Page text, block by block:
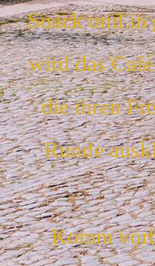
Snack und in
wird das
die ihren
Runde
Komm